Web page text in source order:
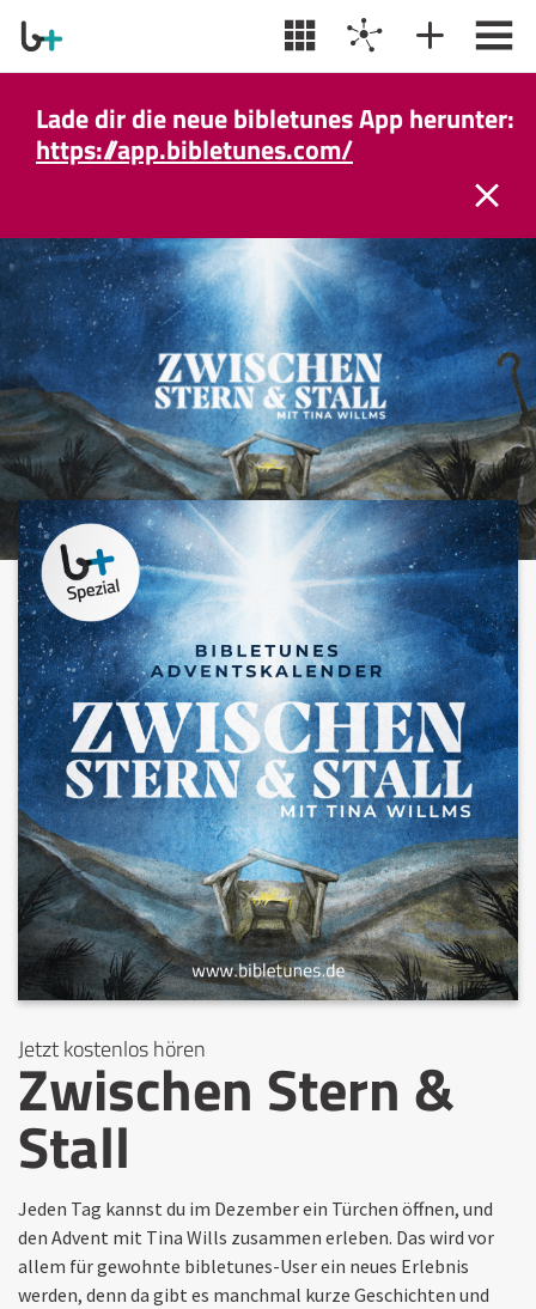
Lade dir die neue bibletunes App herunter:
https://app.bibletunes.com/
Jetzt kostenlos hören
Zwischen Stern &
Stall
Jeden Tag kannst du im Dezember ein Türchen öffnen, und
den Advent mit Tina Wills zusammen erleben. Das wird vor
allem für gewohnte bibletunes-User ein neues Erlebnis
werden, denn da gibt es manchmal kurze Geschichten und